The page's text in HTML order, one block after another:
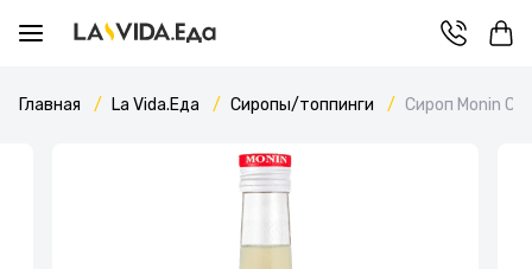
Главная La Vida.Еда Сиропы/топпинги Сироп Monin